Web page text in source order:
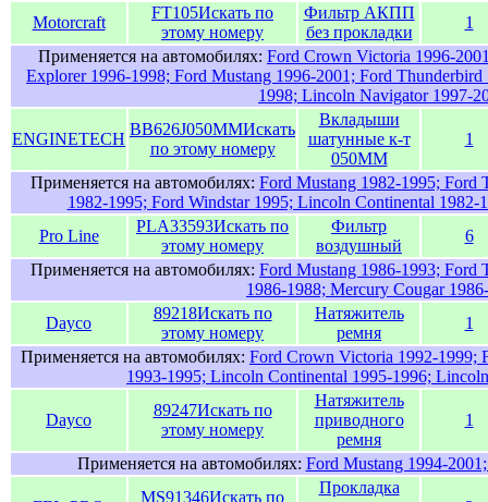
Motorcraft
FT105Искать по
этому номеру
Фильтр АКПП
без прокладки
1
Применяется на автомобилях: Ford Crown Victoria 1996-
Explorer 1996-1998; Ford Mustang 1996-2001; Ford
1998; Lincoln Navigator 1997-
ENGINETECH
BB626J050MMИскать
по этому номеру
Вкладыши
шатунные к-т
050ММ
1
Применяется на автомобилях: Ford Mustang 1982-1995; Ford
1982-1995; Ford Windstar 1995; Lincoln Continental 1982-
Pro Line
PLA33593Искать по
этому номеру
Фильтр
воздушный
6
Применяется на автомобилях: Ford Mustang 1986-1993; Ford
1986-1988; Mercury Cougar
Dayco
89218Искать по
этому номеру
Натяжитель
ремня
1
Применяется на автомобилях: Ford Crown Victoria 1992-1999;
1993-1995; Lincoln Continental 1995-1996;
Dayco
89247Искать по
этому номеру
Натяжитель
приводного
ремня
1
Применяется на автомобилях: Ford Mustang 1994-
MS91346Искать по
Прокладка